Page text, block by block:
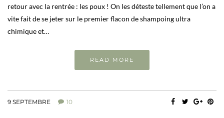
retour avec la rentrée : les poux ! On les déteste tellement que l’on a
vite fait de se jeter sur le premier flacon de shampoing ultra
chimique et…
READ MORE
9 SEPTEMBRE 10